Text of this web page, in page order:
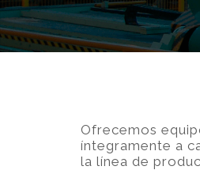
Ofrecemos
íntegramente a
la línea de